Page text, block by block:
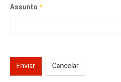
Assunto*
Enviar Cancelar